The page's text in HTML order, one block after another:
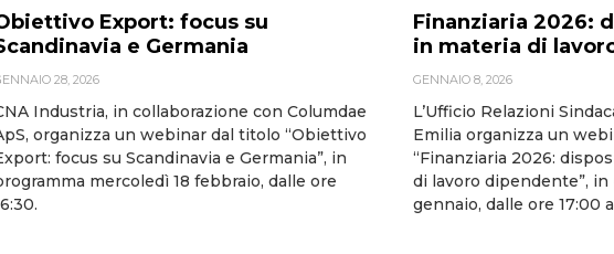
Export: focus su
e Germania
28, 2026
Industria, in collaborazione con Columdae
organizza un webinar dal titolo “Obiettivo
focus su Scandinavia e Germania”, in
mercoledì 18 febbraio, dalle ore
Finanziaria 2026:
in materia di
GENNAIO 8, 2026
L’Ufficio Relazioni
Emilia organizza un
“Finanziaria 2026:
di lavoro dipendente”,
gennaio, dalle ore 17:00